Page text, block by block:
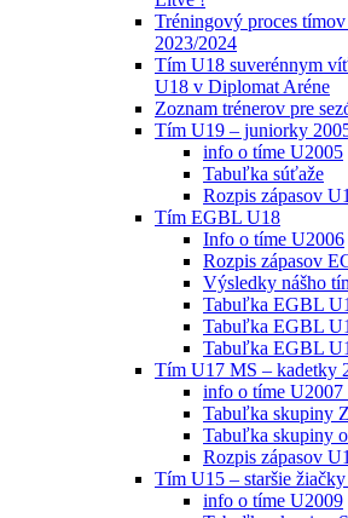
Tréningový proces
2023/2024
Tím U18 suverénnym
U18 v Diplomat Aréne
Zoznam trénerov pre
Tím U19 – juniorky
info o tíme U2005
Tabuľka súťaže
Rozpis zápasov
Tím EGBL U18
Info o tíme U2006
Rozpis zápasov
Výsledky nášho
Tabuľka EGBL
Tabuľka EGBL
Tabuľka EGBL
Tím U17 MS – kadetky
info o tíme U2007
Tabuľka skupiny
Tabuľka skupiny
Rozpis zápasov
Tím U15 – staršie
info o tíme U2009